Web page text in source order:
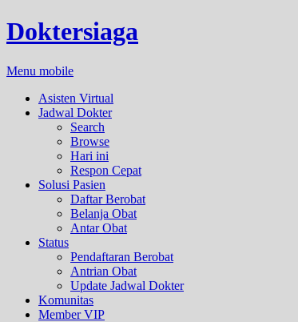
Doktersiaga
Menu mobile
Asisten Virtual
Jadwal Dokter
Search
Browse
Hari ini
Respon Cepat
Solusi Pasien
Daftar Berobat
Belanja Obat
Antar Obat
Status
Pendaftaran Berobat
Antrian Obat
Update Jadwal Dokter
Komunitas
Member VIP